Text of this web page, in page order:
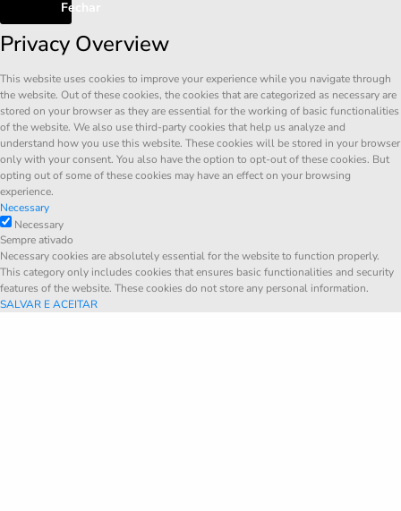
Fechar
Privacy Overview
This website uses cookies to improve your experience while you navigate through
the website. Out of these cookies, the cookies that are categorized as necessary are
stored on your browser as they are essential for the working of basic functionalities
of the website. We also use third-party cookies that help us analyze and
understand how you use this website. These cookies will be stored in your browser
only with your consent. You also have the option to opt-out of these cookies. But
opting out of some of these cookies may have an effect on your browsing
experience.
Necessary
Necessary
Sempre ativado
Necessary cookies are absolutely essential for the website to function properly.
This category only includes cookies that ensures basic functionalities and security
features of the website. These cookies do not store any personal information.
SALVAR E ACEITAR